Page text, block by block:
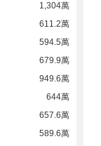
1,304萬
611.2萬
594.5萬
679.9萬
949.6萬
644萬
657.6萬
589.6萬